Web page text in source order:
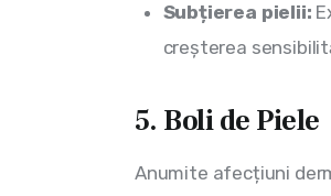
Subțierea pielii:
creșterea
5. Boli de Piele
Anumite afecțiuni